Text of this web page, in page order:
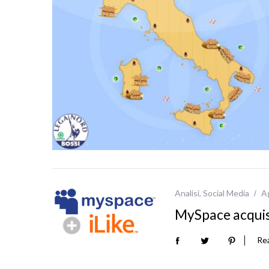
Analisi, Social Media
MySpace